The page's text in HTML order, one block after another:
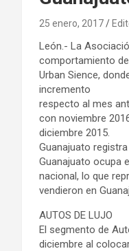
25 enero, 2017
León.- La
comportamiento
Urban Sience,
incremento
respecto al mes
con noviembre
diciembre 2015.
Guanajuato
Guanajuato ocupa
nacional, lo que
vendieron en
AUTOS DE LUJO
El segmento de
diciembre al